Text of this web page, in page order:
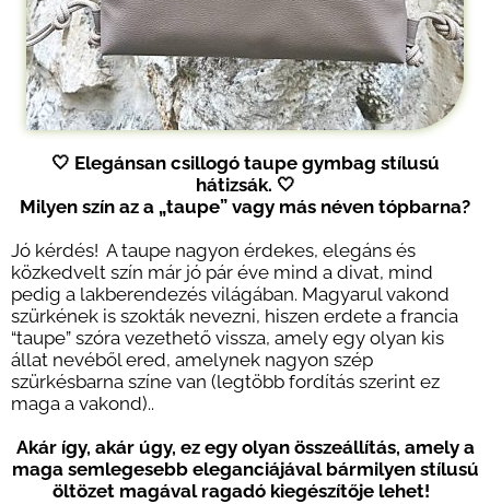
🤍 Elegánsan csillogó taupe gymbag stílusú
hátizsák. 🤍
Milyen szín az a „taupe” vagy más néven tópbarna?
Jó kérdés! A taupe nagyon érdekes, elegáns és
közkedvelt szín már jó pár éve mind a divat, mind
pedig a lakberendezés világában. Magyarul vakond
szürkének is szokták nevezni, hiszen erdete a francia
“taupe” szóra vezethető vissza, amely egy olyan kis
állat nevéből ered, amelynek nagyon szép
szürkésbarna színe van (legtöbb fordítás szerint ez
maga a vakond)..
Akár így, akár úgy, ez egy olyan összeállítás, amely a
maga semlegesebb eleganciájával bármilyen stílusú
öltözet magával ragadó kiegészítője lehet!